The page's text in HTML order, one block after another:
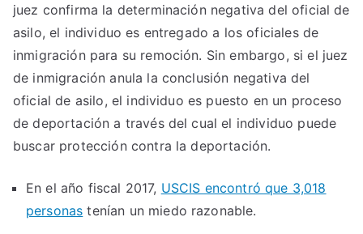
juez confirma la determinación negativa del oficial de
asilo, el individuo es entregado a los oficiales de
inmigración para su remoción. Sin embargo, si el juez
de inmigración anula la conclusión negativa del
oficial de asilo, el individuo es puesto en un proceso
de deportación a través del cual el individuo puede
buscar protección contra la deportación.
En el año fiscal 2017, USCIS encontró que 3,018
personas tenían un miedo razonable.